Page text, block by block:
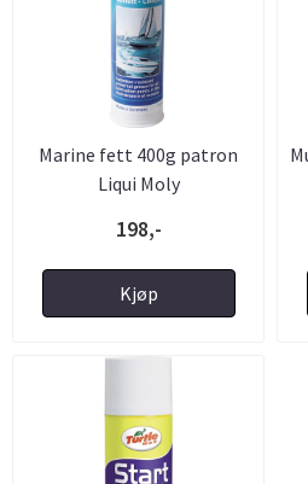
Marine fett 400g patron
Liqui Moly
198,-
Kjøp